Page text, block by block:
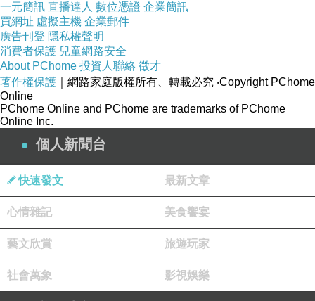
幾年後，這個大臣失寵了！
一元簡訊 直播達人 數位憑證 企業簡訊
買網址 虛擬主機 企業郵件
廣告刊登 隱私權聲明
消費者保護 兒童網路安全
About PChome 投資人聯絡 徵才
著作權保護 ｜網路家庭版權所有、轉載必究 ‧Copyright PChome
Online
PChome Online and PChome are trademarks of PChome
Online Inc.
個人新聞台
快速發文 最新文章
心情雜記 美食饗宴
藝文欣賞 旅遊玩家
社會萬象 影視娛樂